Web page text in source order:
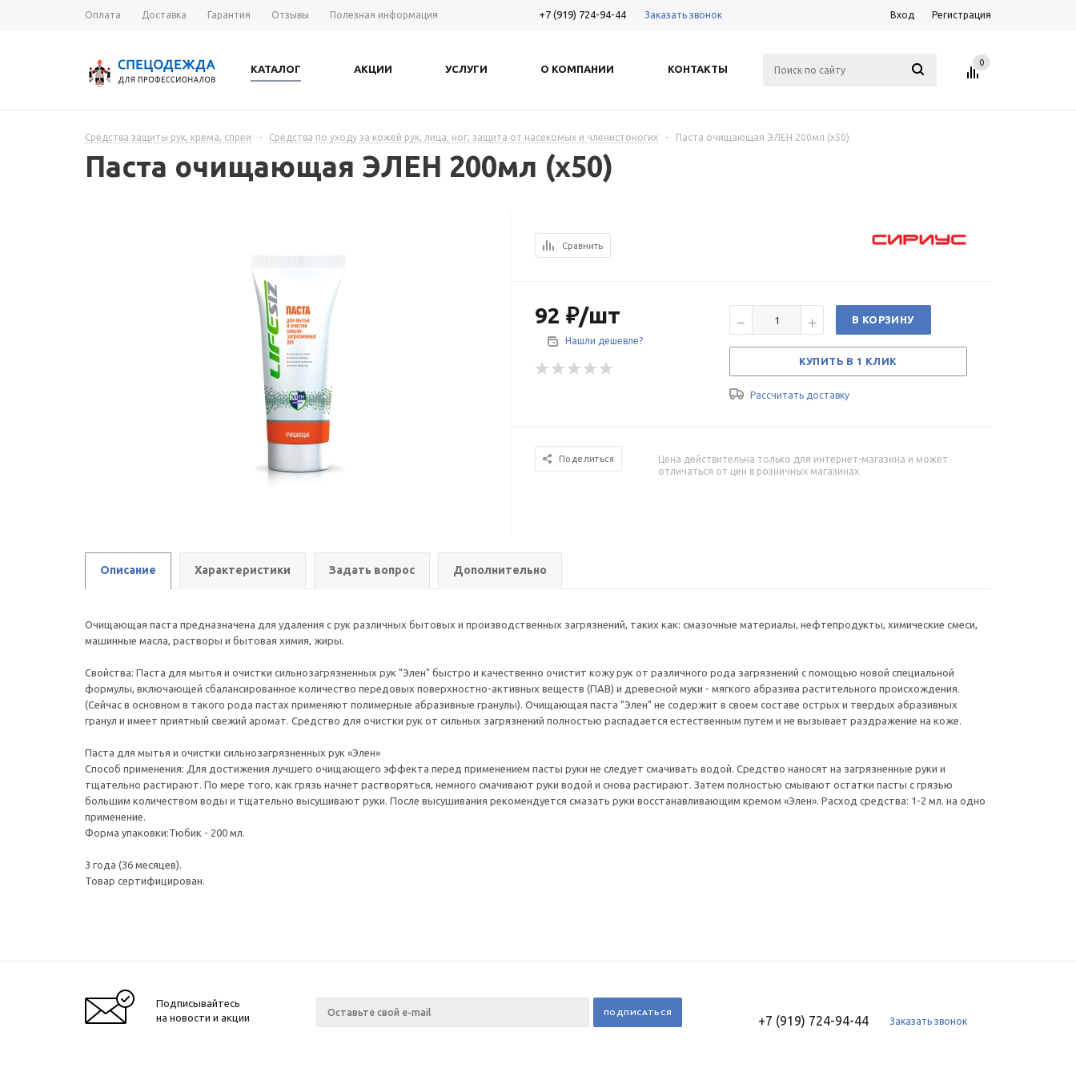
Оплата Доставка Гарантия Отзывы Полезная информация +7 (919) 724-94-44 Заказать звонок Вход Регистрация
КАТАЛОГ АКЦИИ УСЛУГИ О КОМПАНИИ КОНТАКТЫ
0
Средства защиты рук, крема, спреи - Средства по уходу за кожей рук, лица, ног, защита от насекомых и членистоногих - Паста очищающая ЭЛЕН 200мл (х50)
Паста очищающая ЭЛЕН 200мл (х50)
Сравнить
92 ₽/шт
Нашли дешевле?
В КОРЗИНУ
КУПИТЬ В 1 КЛИК
Рассчитать доставку
Поделиться
Цена действительна только для интернет-магазина и может
отличаться от цен в розничных магазинах
Описание Характеристики Задать вопрос Дополнительно
Очищающая паста предназначена для удаления с рук различных бытовых и производственных загрязнений, таких как: смазочные материалы, нефтепродукты, химические смеси,
машинные масла, растворы и бытовая химия, жиры.
Свойства: Паста для мытья и очистки сильнозагрязненных рук "Элен" быстро и качественно очистит кожу рук от различного рода загрязнений с помощью новой специальной
формулы, включающей сбалансированное количество передовых поверхностно-активных веществ (ПАВ) и древесной муки - мягкого абразива растительного происхождения.
(Сейчас в основном в такого рода пастах применяют полимерные абразивные гранулы). Очищающая паста "Элен" не содержит в своем составе острых и твердых абразивных
гранул и имеет приятный свежий аромат. Средство для очистки рук от сильных загрязнений полностью распадается естественным путем и не вызывает раздражение на коже.
Паста для мытья и очистки сильнозагрязненных рук «Элен»
Способ применения: Для достижения лучшего очищающего эффекта перед применением пасты руки не следует смачивать водой. Средство наносят на загрязненные руки и
тщательно растирают. По мере того, как грязь начнет растворяться, немного смачивают руки водой и снова растирают. Затем полностью смывают остатки пасты с грязью
большим количеством воды и тщательно высушивают руки. После высушивания рекомендуется смазать руки восстанавливающим кремом «Элен». Расход средства: 1-2 мл. на одно
применение.
Форма упаковки:Тюбик - 200 мл.
3 года (36 месяцев).
Товар сертифицирован.
Подписывайтесь
на новости и акции
+7 (919) 724-94-44 Заказать звонок